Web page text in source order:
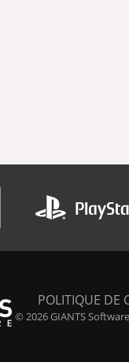
POLITIQUE DE
© 2026 GIANTS